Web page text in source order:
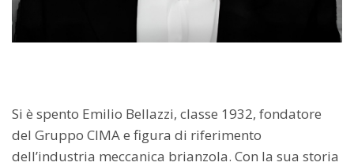
Si è spento Emilio Bellazzi, classe 1932, fondatore
del Gruppo CIMA e figura di riferimento
dell’industria meccanica brianzola. Con la sua storia